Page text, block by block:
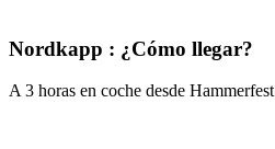
Nordkapp : ¿Cómo llegar?
A 3 horas en coche desde Hammerfest